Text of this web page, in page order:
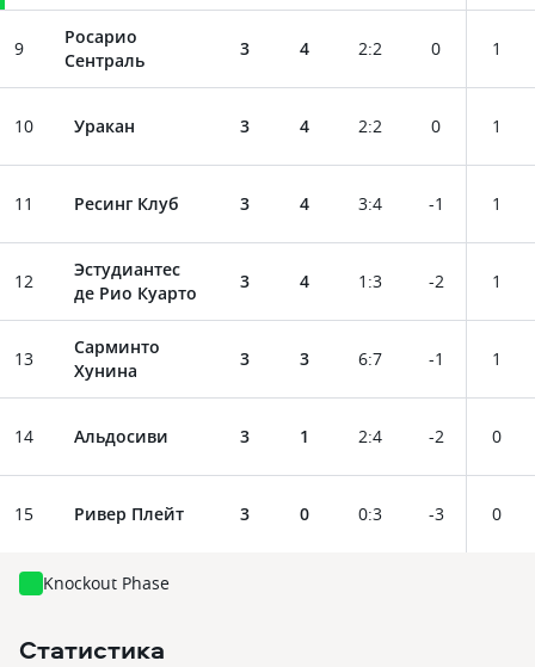
9
Росарио
Сентраль
3 4 2:2 0 1
10 Уракан 3 4 2:2 0 1
11 Ресинг Клуб 3 4 3:4 -1 1
12
Эстудиантес
де Рио Куарто
3 4 1 :3 -2 1
13
Сарминто
Хунина
3 3 6:7 -1 1
14 Альдосиви 3 1 2:4 -2 0
15 Ривер Плейт 3 0 0:3 -3 0
Knockout Phase
Статистика